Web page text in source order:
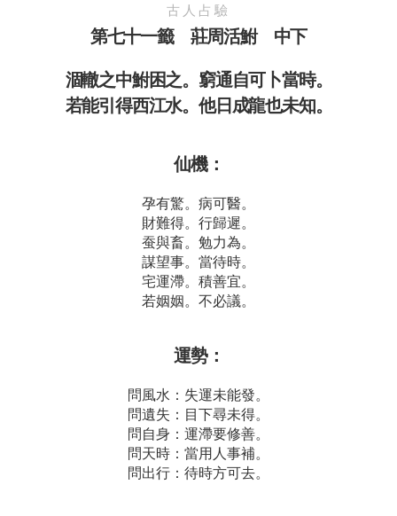
古人占驗
第七十一籤 莊周活鮒 中下
涸轍之中鮒困之。窮通自可卜當時。
若能引得西江水。他日成龍也未知。
仙機：
孕有驚。病可醫。
財難得。行歸遲。
蚕與畜。勉力為。
謀望事。當待時。
宅運滯。積善宜。
若姻姻。不必議。
運勢：
問風水：失運未能發。
問遺失：目下尋未得。
問自身：運滯要修善。
問天時：當用人事補。
問出行：待時方可去。